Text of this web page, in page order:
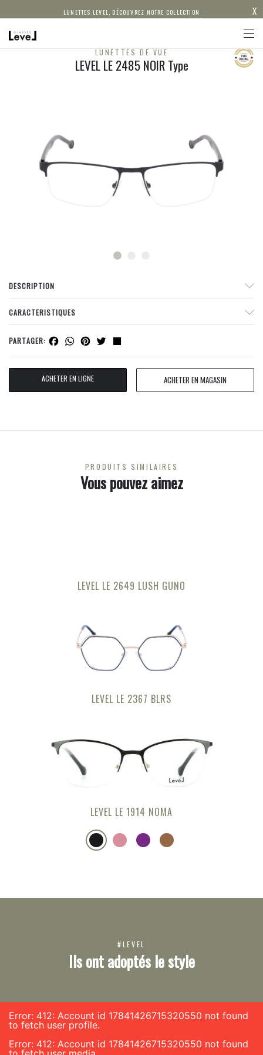
LUNETTES LEVEL, DÉCOUVREZ NOTRE COLLECTION X
LUNETTES DE VUE
LEVEL LE 2485 NOIR Type
DESCRIPTION
CARACTERISTIQUES
PARTAGER: Facebook
WhatsApp
Pinterest
Twitter
ACHETER EN LIGNE ACHETER EN MAGASIN
PRODUITS SIMILAIRES
Vous pouvez aimez
LEVEL LE 2649 LUSH GUNO
LEVEL LE 2367 BLRS
LEVEL LE 1914 NOMA
#LEVEL
Ils ont adoptés le style
Error: 412: Account id 17841426715320550 not found
to fetch user profile.
Error: 412: Account id 17841426715320550 not found